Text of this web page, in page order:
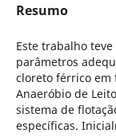
Resumo
Este trabalho
parâmetros
cloreto férrico em
Anaeróbio de
sistema de
específicas.